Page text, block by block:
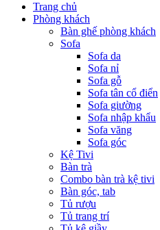
Trang chủ
Phòng khách
Bàn ghế phòng khách
Sofa
Sofa da
Sofa nỉ
Sofa gỗ
Sofa tân cổ điển
Sofa giường
Sofa nhập khẩu
Sofa văng
Sofa góc
Kệ Tivi
Bàn trà
Combo bàn trà kệ tivi
Bàn góc, tab
Tủ rượu
Tủ trang trí